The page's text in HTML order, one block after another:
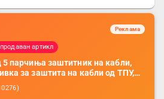
Реклама
артикл
5 парчиња заштитник на кабли,
за заштита на кабли од ТПУ,
за заштита на кабли, без
за мобилни телефони, комплет
)